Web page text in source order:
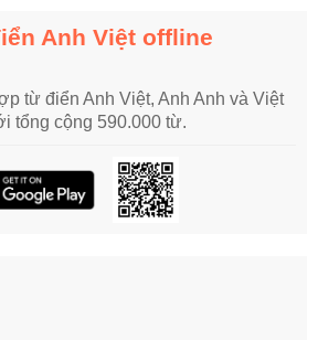
Anh Việt offline
từ điển Anh Việt, Anh Anh và Việt
tổng cộng 590.000 từ.